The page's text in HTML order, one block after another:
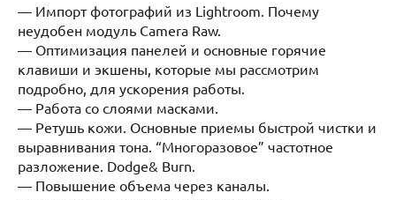
— Импорт фотографий из Lightroom. Почему
неудобен модуль Camera Raw.
— Оптимизация панелей и основные горячие
клавиши и экшены, которые мы рассмотрим
подробно, для ускорения работы.
— Работа со слоями масками.
— Ретушь кожи. Основные приемы быстрой чистки и
выравнивания тона. “Многоразовое” частотное
разложение. Dodge& Burn.
— Повышение объема через каналы.